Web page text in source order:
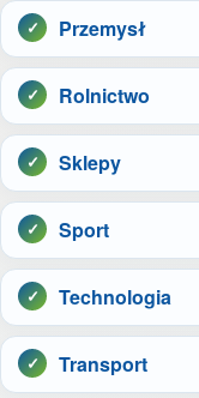
Przemysł
Rolnictwo
Sklepy
Sport
Technologia
Transport